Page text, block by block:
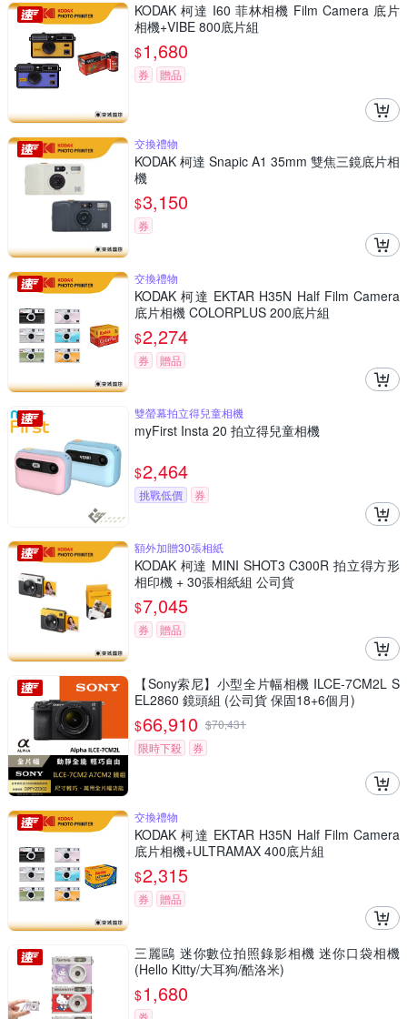
KODAK 柯達 I60 菲林相機 Film Camera 底片
相機+VIBE 800底片組
$1,680
券 贈品
交換禮物
KODAK 柯達 Snapic A1 35mm 雙焦三鏡底片相
機
$3,150
券
交換禮物
KODAK 柯達 EKTAR H35N Half Film Camera
底片相機 COLORPLUS 200底片組
$2,274
券 贈品
雙螢幕拍立得兒童相機
myFirst Insta 20 拍立得兒童相機
$2,464
挑戰低價 券
額外加贈30張相紙
KODAK 柯達 MINI SHOT3 C300R 拍立得方形
相印機 + 30張相紙組 公司貨
$7,045
券 贈品
【Sony索尼】小型全片幅相機 ILCE-7CM2L S
EL2860 鏡頭組 (公司貨 保固18+6個月)
$66,910 $70,431
限時下殺
券
交換禮物
KODAK 柯達 EKTAR H35N Half Film Camera
底片相機+ULTRAMAX 400底片組
$2,315
券 贈品
三麗鷗 迷你數位拍照錄影相機 迷你口袋相機
(Hello Kitty/大耳狗/酷洛米)
$1,680